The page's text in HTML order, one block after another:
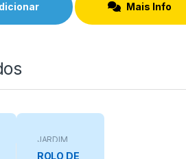
Mais Info
JARDIM
ROLO DE